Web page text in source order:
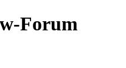
Forum